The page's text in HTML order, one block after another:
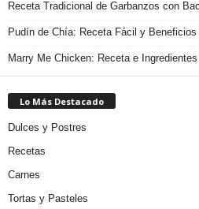
Receta Tradicional de Garbanzos con
Pudín de Chía: Receta Fácil y Beneficios
Marry Me Chicken: Receta e Ingredientes
Lo Más Destacado
Dulces y Postres
Recetas
Carnes
Tortas y Pasteles